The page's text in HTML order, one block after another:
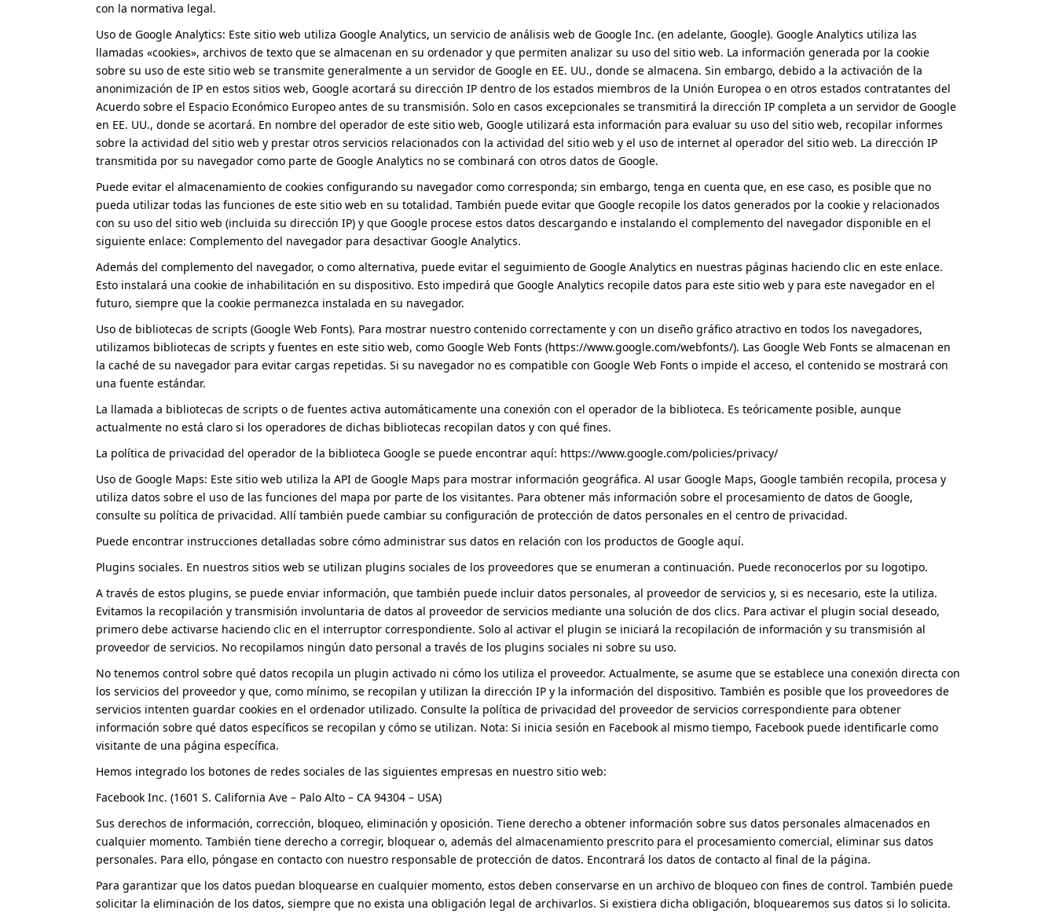
con la normativa legal.
Uso de Google Analytics: Este sitio web utiliza Google Analytics, un servicio de análisis web de Google Inc. (en adelante, Google). Google Analytics utiliza las
llamadas «cookies», archivos de texto que se almacenan en su ordenador y que permiten analizar su uso del sitio web. La información generada por la cookie
sobre su uso de este sitio web se transmite generalmente a un servidor de Google en EE. UU., donde se almacena. Sin embargo, debido a la activación de la
anonimización de IP en estos sitios web, Google acortará su dirección IP dentro de los estados miembros de la Unión Europea o en otros estados contratantes del
Acuerdo sobre el Espacio Económico Europeo antes de su transmisión. Solo en casos excepcionales se transmitirá la dirección IP completa a un servidor de Google
en EE. UU., donde se acortará. En nombre del operador de este sitio web, Google utilizará esta información para evaluar su uso del sitio web, recopilar informes
sobre la actividad del sitio web y prestar otros servicios relacionados con la actividad del sitio web y el uso de internet al operador del sitio web. La dirección IP
transmitida por su navegador como parte de Google Analytics no se combinará con otros datos de Google.
Puede evitar el almacenamiento de cookies configurando su navegador como corresponda; sin embargo, tenga en cuenta que, en ese caso, es posible que no
pueda utilizar todas las funciones de este sitio web en su totalidad. También puede evitar que Google recopile los datos generados por la cookie y relacionados
con su uso del sitio web (incluida su dirección IP) y que Google procese estos datos descargando e instalando el complemento del navegador disponible en el
siguiente enlace: Complemento del navegador para desactivar Google Analytics.
Además del complemento del navegador, o como alternativa, puede evitar el seguimiento de Google Analytics en nuestras páginas haciendo clic en este enlace.
Esto instalará una cookie de inhabilitación en su dispositivo. Esto impedirá que Google Analytics recopile datos para este sitio web y para este navegador en el
futuro, siempre que la cookie permanezca instalada en su navegador.
Uso de bibliotecas de scripts (Google Web Fonts). Para mostrar nuestro contenido correctamente y con un diseño gráfico atractivo en todos los navegadores,
utilizamos bibliotecas de scripts y fuentes en este sitio web, como Google Web Fonts (https://www.google.com/webfonts/). Las Google Web Fonts se almacenan en
la caché de su navegador para evitar cargas repetidas. Si su navegador no es compatible con Google Web Fonts o impide el acceso, el contenido se mostrará con
una fuente estándar.
La llamada a bibliotecas de scripts o de fuentes activa automáticamente una conexión con el operador de la biblioteca. Es teóricamente posible, aunque
actualmente no está claro si los operadores de dichas bibliotecas recopilan datos y con qué fines.
La política de privacidad del operador de la biblioteca Google se puede encontrar aquí: https://www.google.com/policies/privacy/
Uso de Google Maps: Este sitio web utiliza la API de Google Maps para mostrar información geográfica. Al usar Google Maps, Google también recopila, procesa y
utiliza datos sobre el uso de las funciones del mapa por parte de los visitantes. Para obtener más información sobre el procesamiento de datos de Google,
consulte su política de privacidad. Allí también puede cambiar su configuración de protección de datos personales en el centro de privacidad.
Puede encontrar instrucciones detalladas sobre cómo administrar sus datos en relación con los productos de Google aquí.
Plugins sociales. En nuestros sitios web se utilizan plugins sociales de los proveedores que se enumeran a continuación. Puede reconocerlos por su logotipo.
A través de estos plugins, se puede enviar información, que también puede incluir datos personales, al proveedor de servicios y, si es necesario, este la utiliza.
Evitamos la recopilación y transmisión involuntaria de datos al proveedor de servicios mediante una solución de dos clics. Para activar el plugin social deseado,
primero debe activarse haciendo clic en el interruptor correspondiente. Solo al activar el plugin se iniciará la recopilación de información y su transmisión al
proveedor de servicios. No recopilamos ningún dato personal a través de los plugins sociales ni sobre su uso.
No tenemos control sobre qué datos recopila un plugin activado ni cómo los utiliza el proveedor. Actualmente, se asume que se establece una conexión directa con
los servicios del proveedor y que, como mínimo, se recopilan y utilizan la dirección IP y la información del dispositivo. También es posible que los proveedores de
servicios intenten guardar cookies en el ordenador utilizado. Consulte la política de privacidad del proveedor de servicios correspondiente para obtener
información sobre qué datos específicos se recopilan y cómo se utilizan. Nota: Si inicia sesión en Facebook al mismo tiempo, Facebook puede identificarle como
visitante de una página específica.
Hemos integrado los botones de redes sociales de las siguientes empresas en nuestro sitio web:
Facebook Inc. (1601 S. California Ave – Palo Alto – CA 94304 – USA)
Sus derechos de información, corrección, bloqueo, eliminación y oposición. Tiene derecho a obtener información sobre sus datos personales almacenados en
cualquier momento. También tiene derecho a corregir, bloquear o, además del almacenamiento prescrito para el procesamiento comercial, eliminar sus datos
personales. Para ello, póngase en contacto con nuestro responsable de protección de datos. Encontrará los datos de contacto al final de la página.
Para garantizar que los datos puedan bloquearse en cualquier momento, estos deben conservarse en un archivo de bloqueo con fines de control. También puede
solicitar la eliminación de los datos, siempre que no exista una obligación legal de archivarlos. Si existiera dicha obligación, bloquearemos sus datos si lo solicita.